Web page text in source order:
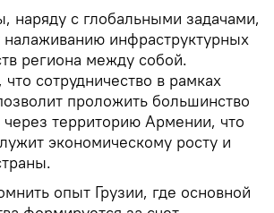
наряду с глобальными задачами,
инфраструктурных
региона между собой.
сотрудничество в рамках
проложить большинство
территорию Армении, что
экономическому росту и
опыт Грузии, где основной